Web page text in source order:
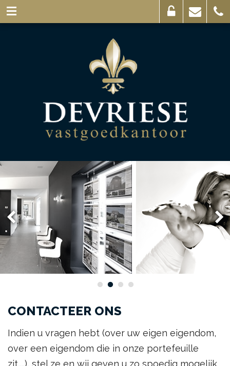
CONTACTEER ONS
Indien u vragen hebt (over uw eigen eigendom,
over een eigendom die in onze portefeuille
zit,...), stel ze en wij geven u zo spoedig mogelijk